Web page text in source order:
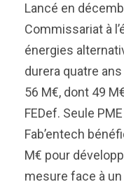
Lancé en
Commissariat à
énergies
durera quatre
56 M€, dont 49
FEDef. Seule
Fab’entech
M€ pour
mesure face à